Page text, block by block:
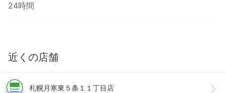
24時間
近くの店舗
札幌月寒東５条１１丁目店